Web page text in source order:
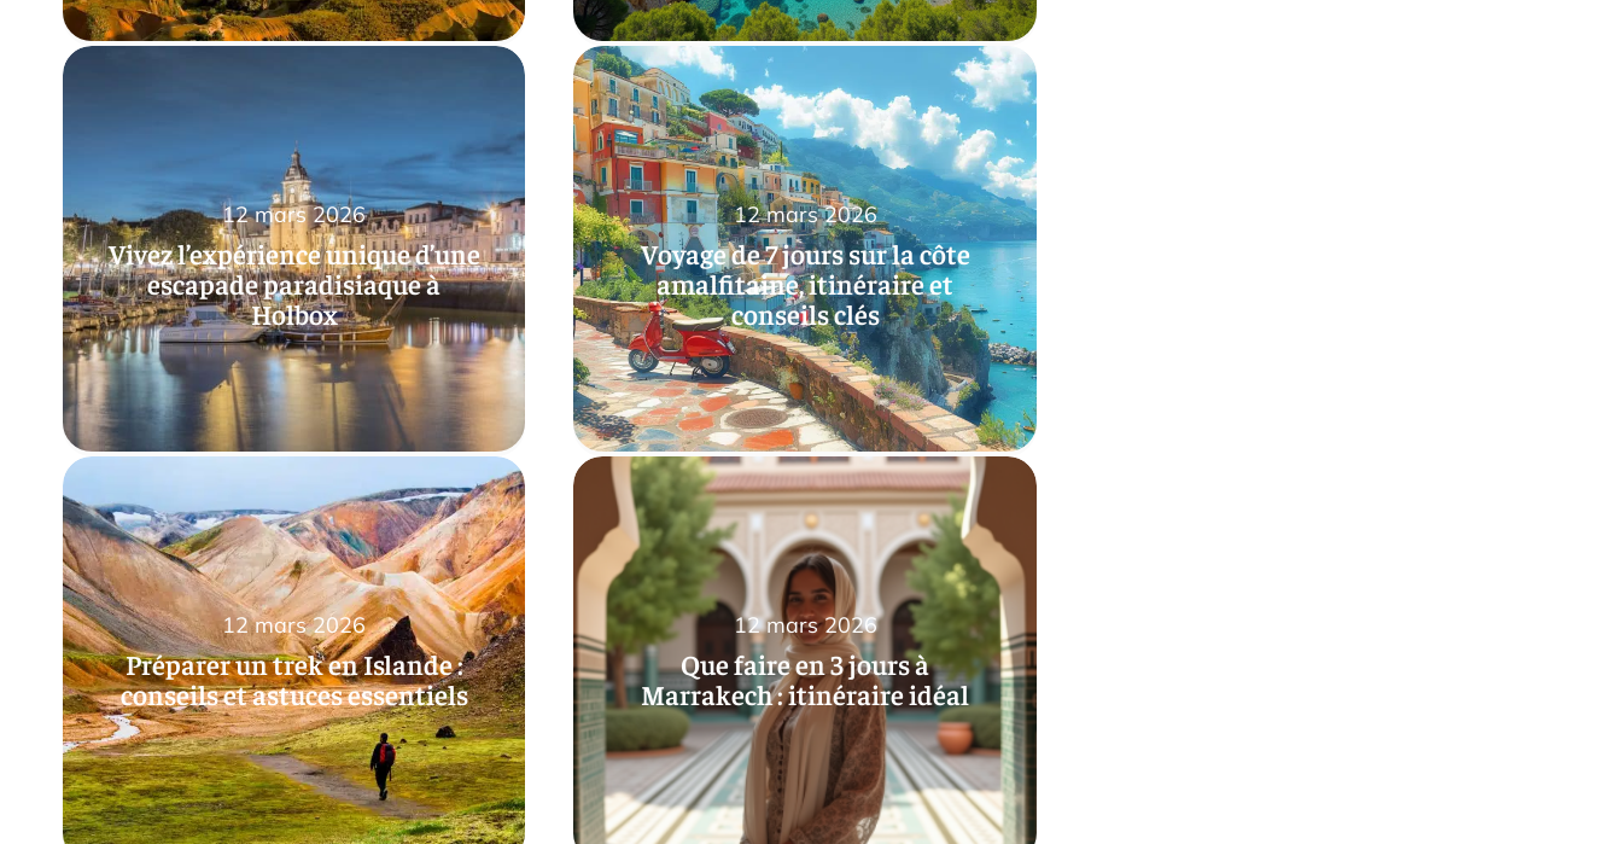
Vivez l’expérience unique d’une
escapade paradisiaque à
Holbox
12 mars 2026
Voyage de 7 jours sur la côte
amalfitaine, itinéraire et
conseils clés
12 mars 2026
Préparer un trek en Islande :
conseils et astuces essentiels
12 mars 2026
Que faire en 3 jours à
Marrakech : itinéraire idéal
12 mars 2026